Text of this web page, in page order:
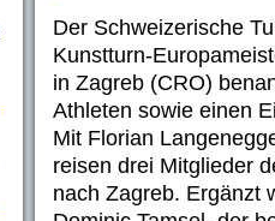
Der Schweizerische
Kunstturn-
in Zagreb (CRO)
Athleten sowie einen
Mit Florian
reisen drei Mitglieder
nach Zagreb. Ergänzt